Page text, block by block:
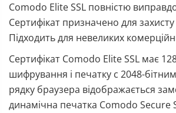
Comodo Elite SSL повністю
Сертифікат призначено для
Підходить для невеликих
Сертифікат Comodo Elite SSL має
шифрування і печатку с 2048-
рядку браузера відображається
динамічна печатка Comodo Secure